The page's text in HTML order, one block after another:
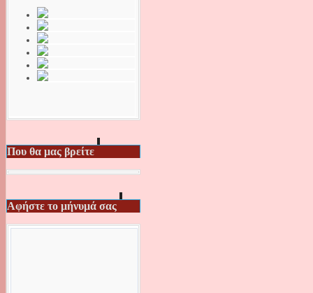
Που θα μας βρείτε
Αφήστε το μήνυμά σας